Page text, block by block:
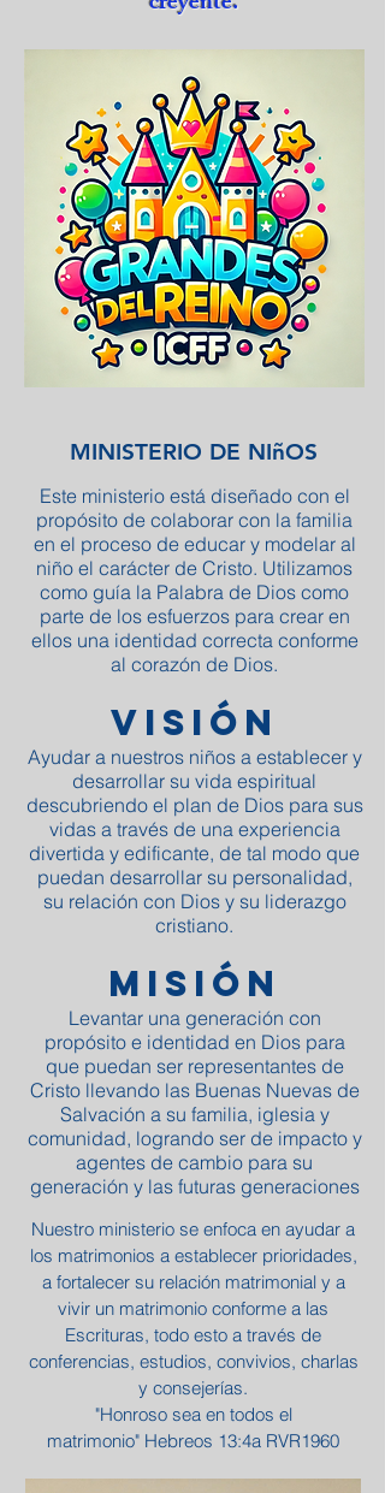
MINISTERIO DE NIñOS
Este ministerio está diseñado con el
propósito de colaborar con la familia
en el proceso de educar y modelar al
niño el carácter de Cristo. Utilizamos
como guía la Palabra de Dios como
parte de los esfuerzos para crear en
ellos una identidad correcta conforme
al corazón de Dios.
Visión
Ayudar a nuestros niños a establecer y
desarrollar su vida espiritual
descubriendo el plan de Dios para sus
vidas a través de una experiencia
divertida y edificante, de tal modo que
puedan desarrollar su personalidad,
su relación con Dios y su liderazgo
cristiano.
Misión
Levantar una generación con
propósito e identidad en Dios para
que puedan ser representantes de
Cristo llevando las Buenas Nuevas de
Salvación a su familia, iglesia y
comunidad, logrando ser de impacto y
agentes de cambio para su
generación y las futuras generaciones
Nuestro ministerio se enfoca en ayudar a
los matrimonios a establecer prioridades,
a fortalecer su relación matrimonial y a
vivir un matrimonio conforme a las
Escrituras, todo esto a través de
conferencias, estudios, convivios, charlas
y consejerías.
"Honroso sea en todos el
matrimonio" Hebreos 13:4a RVR1960